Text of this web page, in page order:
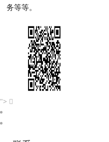
务等等。
">